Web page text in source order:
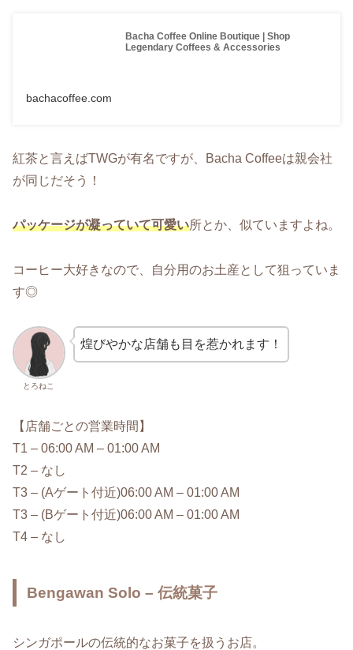
Bacha Coffee Online Boutique | Shop
Legendary Coffees & Accessories
bachacoffee.com
紅茶と言えばTWGが有名ですが、Bacha Coffeeは親会社
が同じだそう！
パッケージが凝っていて可愛い所とか、似ていますよね。
コーヒー大好きなので、自分用のお土産として狙っていま
す◎
とろねこ
煌びやかな店舗も目を惹かれます！
【店舗ごとの営業時間】
T1 – 06:00 AM – 01:00 AM
T2 – なし
T3 – (Aゲート付近)06:00 AM – 01:00 AM
T3 – (Bゲート付近)06:00 AM – 01:00 AM
T4 – なし
Bengawan Solo – 伝統菓子
シンガポールの伝統的なお菓子を扱うお店。